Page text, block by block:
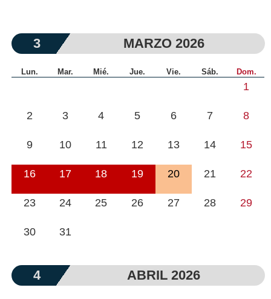
3 MARZO 2026
Lun. Mar. Mié. Jue. Vie. Sáb. Dom.
1
2 3 4 5 6 7 8
9 10 11 12 13 14 15
16 17 18 19 20 21 22
23 24 25 26 27 28 29
30 31
4 ABRIL 2026